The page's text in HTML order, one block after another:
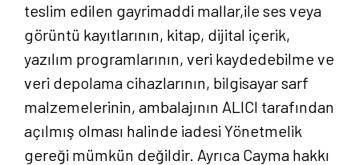
teslim edilen gayrimaddi mallar,ile ses veya
görüntü kayıtlarının, kitap, dijital içerik,
yazılım programlarının, veri kaydedebilme ve
veri depolama cihazlarının, bilgisayar sarf
malzemelerinin, ambalajının ALICI tarafından
açılmış olması halinde iadesi Yönetmelik
gereği mümkün değildir. Ayrıca Cayma hakkı